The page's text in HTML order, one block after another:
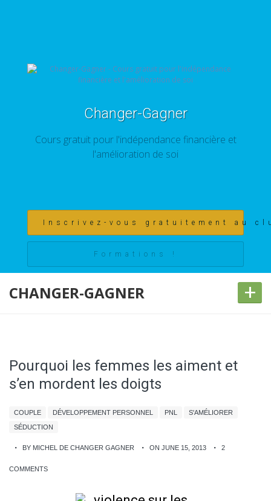
Changer-Gagner
Cours gratuit pour l'indépendance financière et
l'amélioration de soi
Inscrivez-vous gratuitement au
Formations !
CHANGER-GAGNER +
Pourquoi les femmes les aiment et
s’en mordent les doigts
COUPLE DÉVELOPPEMENT PERSONNEL PNL
S'AMÉLIORER
SÉDUCTION
BY MICHEL DE CHANGER GAGNER ON JUNE 15, 2013 2
COMMENTS